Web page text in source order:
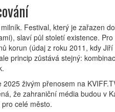
Festival, který je zařazen
slaví půl století existence.
korun (údaj z roku 2011, kdy
princip zůstává stejný:
živým přenosem na
že zahraniční média budou v
celé město.